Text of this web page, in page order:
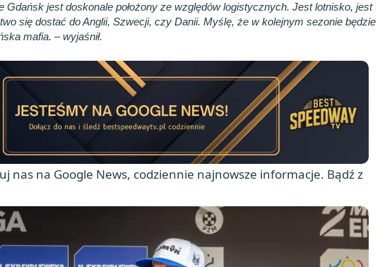
Gdańsk jest doskonale położony ze względów logistycznych. Jest lotnisko, jest
się dostać do Anglii, Szwecji, czy Danii. Myślę, że w kolejnym sezonie będzie
mafia. – wyjaśnił.
nas na Google News, codziennie najnowsze informacje. Bądź z